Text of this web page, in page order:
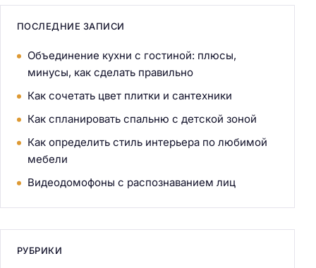
ПОСЛЕДНИЕ ЗАПИСИ
Объединение кухни с гостиной: плюсы,
минусы, как сделать правильно
Как сочетать цвет плитки и сантехники
Как спланировать спальню с детской зоной
Как определить стиль интерьера по любимой
мебели
Видеодомофоны с распознаванием лиц
РУБРИКИ